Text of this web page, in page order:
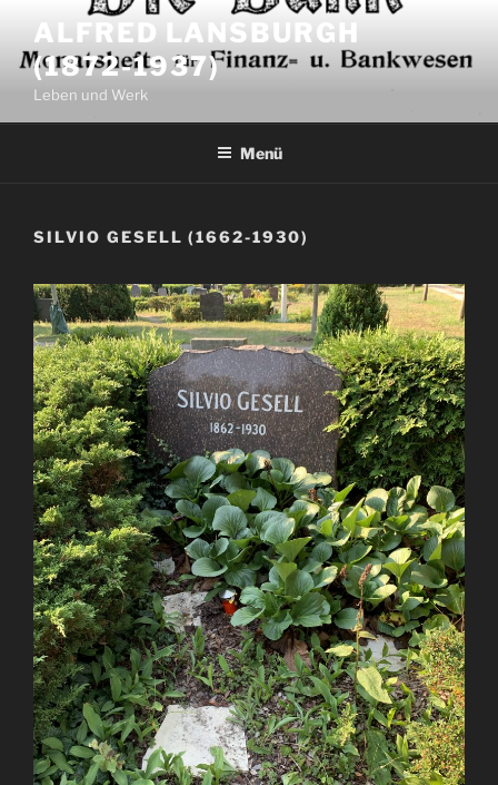
Inhalt
springen
ALFRED LANSBURGH
(1872-1937)
Leben und Werk
Menü
SILVIO GESELL (1662-1930)